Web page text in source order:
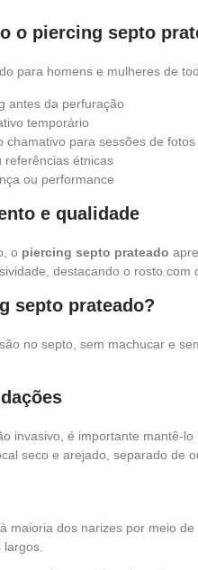
o piercing septo
para homens e mulheres de
antes da perfuração
temporário
chamativo para sessões de fotos
referências étnicas
ou performance
e qualidade
o piercing septo prateado
destacando o rosto com
septo prateado?
no septo, sem machucar e
invasivo, é importante mantê-
seco e arejado, separado de
maioria dos narizes por meio